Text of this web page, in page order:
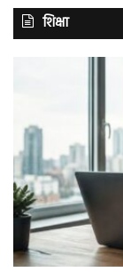
शिक्षा